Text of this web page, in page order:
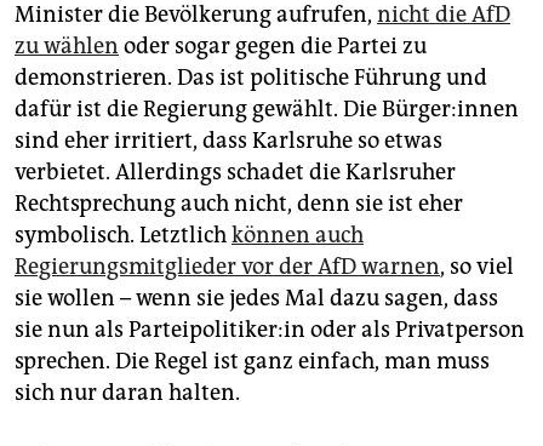
Minister die Bevölkerung aufrufen, nicht die AfD
zu wählen oder sogar gegen die Partei zu
demonstrieren. Das ist politische Führung und
dafür ist die Regierung gewählt. Die Bür­ge­r:in­nen
sind eher irritiert, dass Karlsruhe so etwas
verbietet. Allerdings schadet die Karlsruher
Rechtsprechung auch nicht, denn sie ist eher
symbolisch. Letztlichkönnen auch
Regierungsmitglieder vor der AfD warnen, so viel
sie wollen – wenn sie jedes Mal dazu sagen, dass
sie nun als Par­tei­po­li­ti­ke­r:in oder als Privatperson
sprechen. Die Regel ist ganz einfach, man muss
sich nur daran halten.